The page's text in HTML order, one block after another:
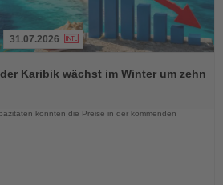
31.07.2026
Karibik wächst im Winter um zehn
könnten die Preise in der kommenden